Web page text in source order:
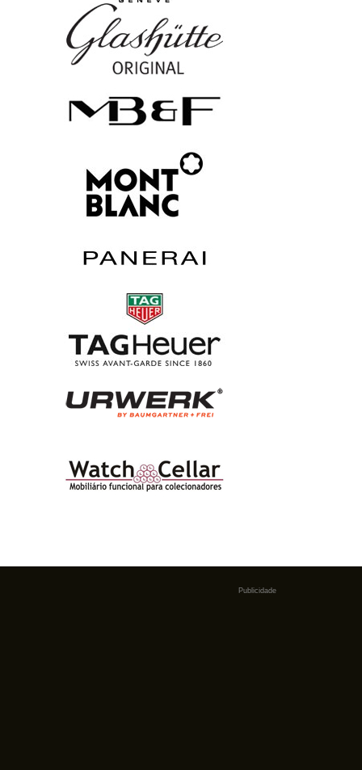
Publicidade